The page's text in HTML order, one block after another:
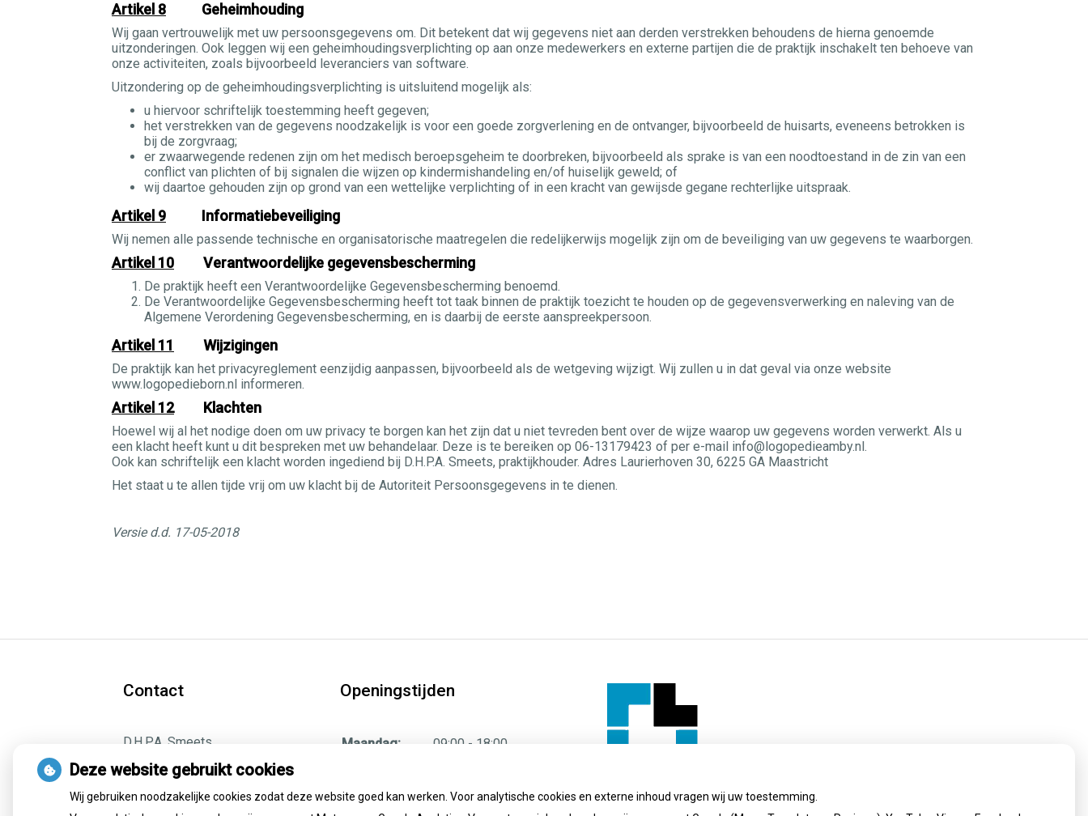
Artikel 8 Geheimhouding
Wij gaan vertrouwelijk met uw persoonsgegevens om. Dit betekent dat wij gegevens niet aan derden verstrekken behoudens de hierna genoemde
uitzonderingen. Ook leggen wij een geheimhoudingsverplichting op aan onze medewerkers en externe partijen die de praktijk inschakelt ten behoeve van
onze activiteiten, zoals bijvoorbeeld leveranciers van software.
Uitzondering op de geheimhoudingsverplichting is uitsluitend mogelijk als:
u hiervoor schriftelijk toestemming heeft gegeven;
het verstrekken van de gegevens noodzakelijk is voor een goede zorgverlening en de ontvanger, bijvoorbeeld de huisarts, eveneens betrokken is
bij de zorgvraag;
er zwaarwegende redenen zijn om het medisch beroepsgeheim te doorbreken, bijvoorbeeld als sprake is van een noodtoestand in de zin van een
conflict van plichten of bij signalen die wijzen op kindermishandeling en/of huiselijk geweld; of
wij daartoe gehouden zijn op grond van een wettelijke verplichting of in een kracht van gewijsde gegane rechterlijke uitspraak.
Artikel 9 Informatiebeveiliging
Wij nemen alle passende technische en organisatorische maatregelen die redelijkerwijs mogelijk zijn om de beveiliging van uw gegevens te waarborgen.
Artikel 10 Verantwoordelijke gegevensbescherming
De praktijk heeft een Verantwoordelijke Gegevensbescherming benoemd.
De Verantwoordelijke Gegevensbescherming heeft tot taak binnen de praktijk toezicht te houden op de gegevensverwerking en naleving van de
Algemene Verordening Gegevensbescherming, en is daarbij de eerste aanspreekpersoon.
Artikel 11 Wijzigingen
De praktijk kan het privacyreglement eenzijdig aanpassen, bijvoorbeeld als de wetgeving wijzigt. Wij zullen u in dat geval via onze website
www.logopedieborn.nl informeren.
Artikel 12Klachten
Hoewel wij al het nodige doen om uw privacy te borgen kan het zijn dat u niet tevreden bent over de wijze waarop uw gegevens worden verwerkt. Als u
een klacht heeft kunt u dit bespreken met uw behandelaar. Deze is te bereiken op 06-13179423 of per e-mail info@logopedieamby.nl.
Ook kan schriftelijk een klacht worden ingediend bij D.H.P.A. Smeets, praktijkhouder. Adres Laurierhoven 30, 6225 GA Maastricht
Het staat u te allen tijde vrij om uw klacht bij de Autoriteit Persoonsgegevens in te dienen.
Versie d.d. 17-05-2018
Contact
D.H.P.A. Smeets
Born: Prins Bisdomstraat 11 |
6121 JE Born Tel:046-
4855710 | 06-13179423
Openingstijden
Maandag:
09:00 - 18:00
Donderdag:
09:00 - 18:00
Geregistreerd
Deze website gebruikt cookies
Wij gebruiken noodzakelijke cookies zodat deze website goed kan werken. Voor analytische cookies en externe inhoud vragen wij uw toestemming.